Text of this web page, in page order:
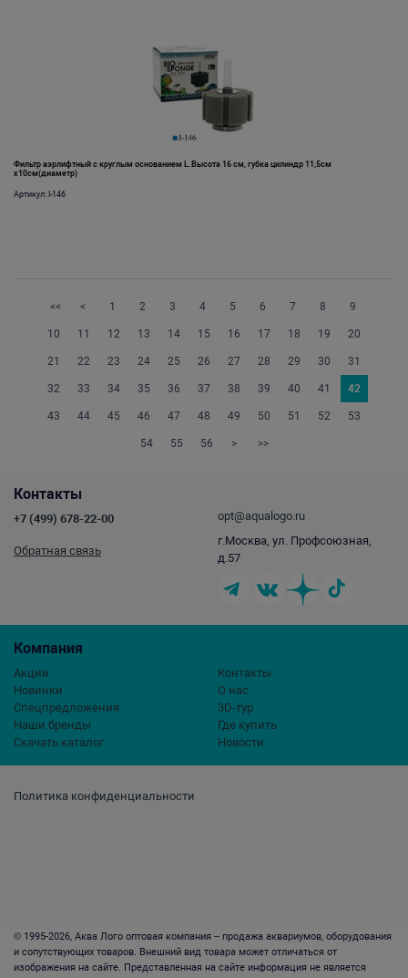
Фильтр аэрлифтный с круглым основанием L.Высота 16 см, губка цилиндр 11,5см
х10см(диаметр)
Артикул: I-146
<< < 1 2 3 4 5 6 7 8 9
10 11 12 13 14 15 16 17 18 19 20
21 22 23 24 25 26 27 28 29 30 31
32 33 34 35 36 37 38 39 40 41 42
43 44 45 46 47 48 49 50 51 52 53
54 55 56 > >>
Политика конфиденциальности
Компания
Акции
Новинки
Спецпредложения
Наши бренды
Скачать каталог
Контакты
О нас
3D-тур
Где купить
Новости
Контакты
+7 (499) 678-22-00
Обратная связь
opt@aqualogo.ru
г.Москва, ул. Профсоюзная,
д.57
© 1995-2026, Аква Лого оптовая компания – продажа аквариумов, оборудования
и сопутствующих товаров. Внешний вид товара может отличаться от
изображения на сайте. Представленная на сайте информация не является